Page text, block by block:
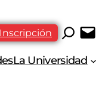
La Universidad